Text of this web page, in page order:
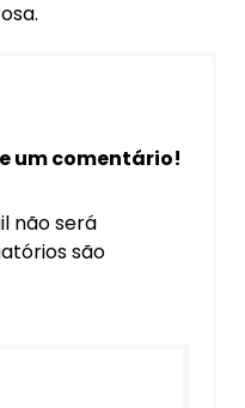
um comentário!
não será
são